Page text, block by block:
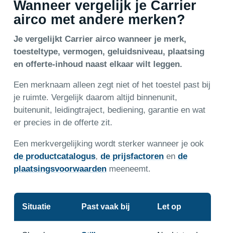
Wanneer vergelijk je Carrier
airco met andere merken?
Je vergelijkt Carrier airco wanneer je merk,
toesteltype, vermogen, geluidsniveau, plaatsing
en offerte-inhoud naast elkaar wilt leggen.
Een merknaam alleen zegt niet of het toestel past bij
je ruimte. Vergelijk daarom altijd binnenunit,
buitenunit, leidingtraject, bediening, garantie en wat
er precies in de offerte zit.
Een merkvergelijking wordt sterker wanneer je ook
de productcatalogus, de prijsfactorenen de
plaatsingsvoorwaardenmeeneemt.
Situatie Past vaak bij Let op